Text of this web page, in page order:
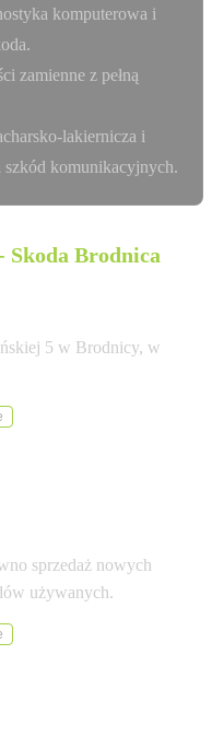
komputerowa i
zamienne z pełną
lakiernicza i
komunikacyjnych.
Skoda Brodnica
5 w Brodnicy, w
sprzedaż nowych
używanych.